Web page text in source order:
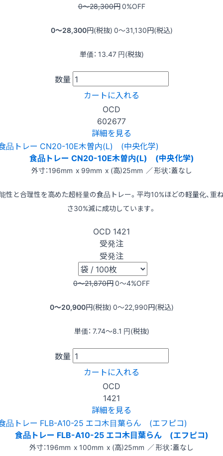
0〜28,300円0%OFF
0〜28,300円(税抜) 0〜31,130円(税込)
単価： 13.47 円(税抜)
数量
カートに入れる
OCD
602677
詳細を見る
食品トレー CN20-10E木曽内(L) (中央化学)
外寸：196mm x 99mm x (高)25mm ／ 形状：蓋なし
性と合理性を高めた超軽量の食品トレー。平均10%ほどの軽量化、重
さ30%減に成功しています。
OCD 1421
受発注
受発注
0〜21,870円0〜4%OFF
0〜20,900円(税抜) 0〜22,990円(税込)
単価： 7.74〜8.1 円(税抜)
数量
カートに入れる
OCD
1421
詳細を見る
食品トレー FLB-A10-25 エコ木目葉らん (エフピコ)
外寸：196mm x 100mm x (高)25mm ／ 形状：蓋なし